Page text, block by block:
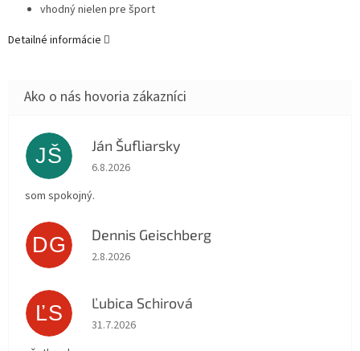
vhodný nielen pre šport
Detailné informácie
JŠ Ján Šufliarsky
Hodnotenie obchodu je 5 z 5 hviezdičiek.
6.8.2026
som spokojný.
DG Dennis Geischberg
Hodnotenie obchodu je 5 z 5 hviezdičiek.
2.8.2026
ĽS Ľubica Schirová
Hodnotenie obchodu je 5 z 5 hviezdičiek.
31.7.2026